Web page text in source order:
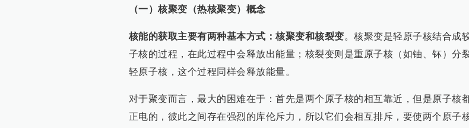
（一）核聚变（热核聚变）概念
核能的获取主要有两种基本方式：核聚变和核裂变。核聚变是轻原子核结合成
子核的过程，在此过程中会释放出能量；核裂变则是重原子核（如铀、钚）分
轻原子核，这个过程同样会释放能量。
对于聚变而言，最大的困难在于：首先是两个原子核的相互靠近，但是原子核
正电的，彼此之间存在强烈的库伦斥力，所以它们会相互排斥，要使两个原子